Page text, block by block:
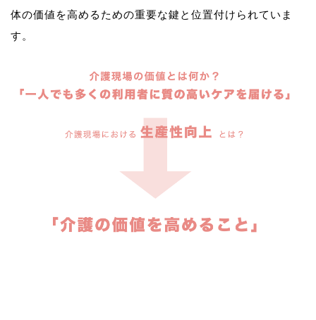
体の価値を高めるための重要な鍵と位置付けられていま